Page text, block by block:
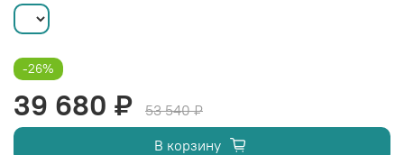
-26%
39 680 ₽
53 540 ₽
В корзину